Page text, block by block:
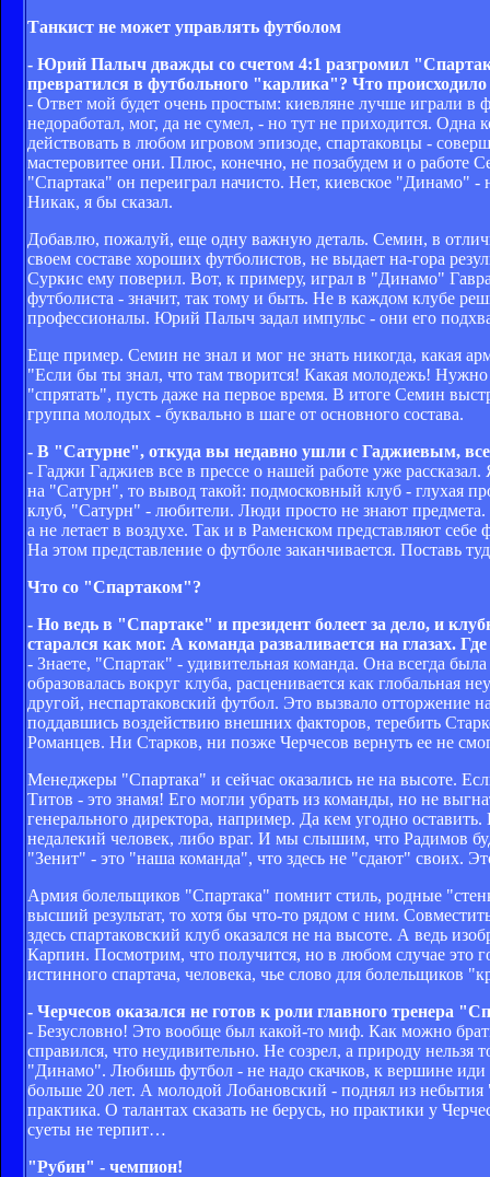
Танкист не может управлять футболом
- Юрий Палыч дважды со счетом 4:1 разгромил
превратился в футбольного "карлика"? Что происходило
- Ответ мой будет очень простым: киевляне лучше играли в
недоработал, мог, да не сумел, - но тут не приходится.
действовать в любом игровом эпизоде, спартаковцы -
мастеровитее они. Плюс, конечно, не позабудем и о работе
"Спартака" он переиграл начисто. Нет, киевское "Динамо" -
Никак, я бы сказал.
Добавлю, пожалуй, еще одну важную деталь. Семин, в
своем составе хороших футболистов, не выдает на-гора
Суркис ему поверил. Вот, к примеру, играл в "Динамо"
футболиста - значит, так тому и быть. Не в каждом клубе
профессионалы. Юрий Палыч задал импульс - они его
Еще пример. Семин не знал и мог не знать никогда, какая
"Если бы ты знал, что там творится! Какая молодежь!
"спрятать", пусть даже на первое время. В итоге Семин
группа молодых - буквально в шаге от основного состава.
- В "Сатурне", откуда вы недавно ушли с Гаджиевым,
- Гаджи Гаджиев все в прессе о нашей работе уже
на "Сатурн", то вывод такой: подмосковный клуб - глухая
клуб, "Сатурн" - любители. Люди просто не знают предмета.
а не летает в воздухе. Так и в Раменском представляют
На этом представление о футболе заканчивается. Поставь
Что со "Спартаком"?
- Но ведь в "Спартаке" и президент болеет за дело, и
старался как мог. А команда разваливается на глазах.
- Знаете, "Спартак" - удивительная команда. Она всегда
образовалась вокруг клуба, расценивается как глобальная
другой, неспартаковский футбол. Это вызвало отторжение
поддавшись воздействию внешних факторов, теребить
Романцев. Ни Старков, ни позже Черчесов вернуть ее не
Менеджеры "Спартака" и сейчас оказались не на высоте.
Титов - это знамя! Его могли убрать из команды, но не
генерального директора, например. Да кем угодно
недалекий человек, либо враг. И мы слышим, что Радимов
"Зенит" - это "наша команда", что здесь не "сдают" своих.
Армия болельщиков "Спартака" помнит стиль, родные
высший результат, то хотя бы что-то рядом с ним.
здесь спартаковский клуб оказался не на высоте. А ведь
Карпин. Посмотрим, что получится, но в любом случае это
истинного спартача, человека, чье слово для болельщиков
- Черчесов оказался не готов к роли главного тренера
- Безусловно! Это вообще был какой-то миф. Как можно
справился, что неудивительно. Не созрел, а природу
"Динамо". Любишь футбол - не надо скачков, к вершине иди
больше 20 лет. А молодой Лобановский - поднял из
практика. О талантах сказать не берусь, но практики у
суеты не терпит…
"Рубин" - чемпион!